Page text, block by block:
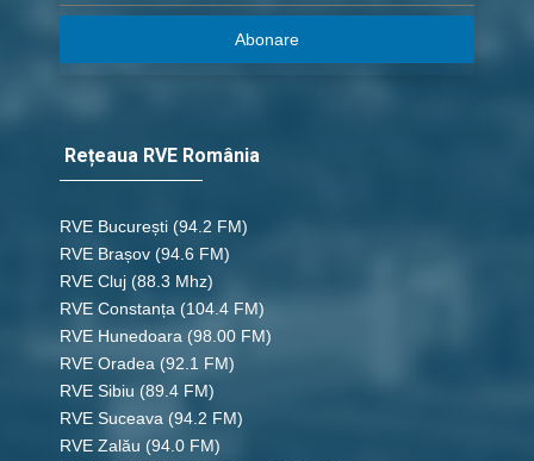
Abonare
Rețeaua RVE România
RVE București (94.2 FM)
RVE Brașov (94.6 FM)
RVE Cluj (88.3 Mhz)
RVE Constanța (104.4 FM)
RVE Hunedoara (98.00 FM)
RVE Oradea (92.1 FM)
RVE Sibiu (89.4 FM)
RVE Suceava (94.2 FM)
RVE Zalău (94.0 FM)